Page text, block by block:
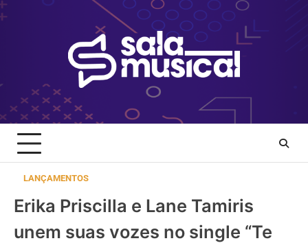
Skip
to
LANÇAMENTOS
Erika Priscilla e Lane Tamiris
unem suas vozes no single “Te